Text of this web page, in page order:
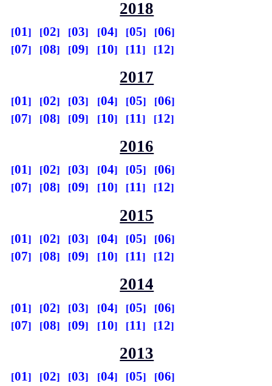
2018
01 02 03 04 05
06
07
08 09 10 11 12
2017
01 02 03 04 05
06
07
08 09 10 11 12
2016
01 02 03 04 05
06
07
08 09 10 11 12
2015
01 02 03 04 05
06
07
08 09 10 11 12
2014
01 02 03 04 05
06
07
08 09 10 11 12
2013
01 02 03 04 05
06